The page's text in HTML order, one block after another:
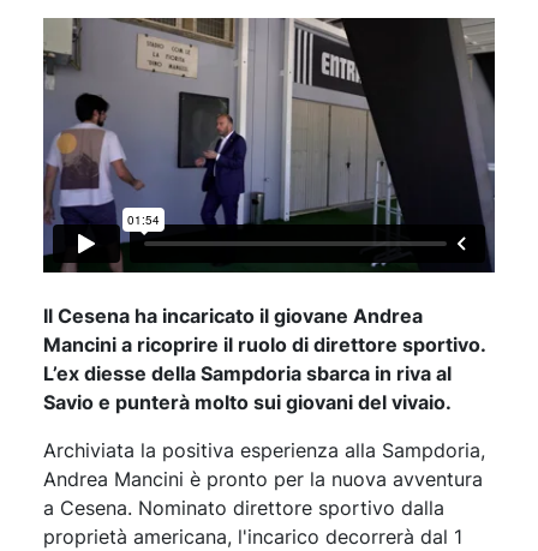
Il Cesena ha incaricato il giovane Andrea
Mancini a ricoprire il ruolo di direttore sportivo.
L’ex diesse della Sampdoria sbarca in riva al
Savio e punterà molto sui giovani del vivaio.
Archiviata la positiva esperienza alla Sampdoria,
Andrea Mancini è pronto per la nuova avventura
a Cesena. Nominato direttore sportivo dalla
proprietà americana, l'incarico decorrerà dal 1